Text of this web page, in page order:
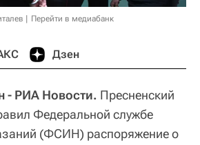
Перейти в медиабанк
Дзен
РИА Новости. Пресненский
Федеральной службе
(ФСИН) распоряжение о